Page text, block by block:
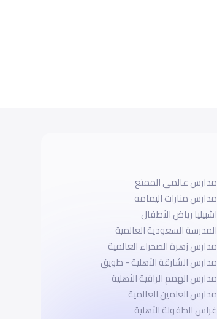
مدارس عالمي الممتع
مدارس منارات اليمامه
اشبيليا رياض الأطفال
المدرسة السعودية العالمية
مدارس زهرة الصحراء العالمية
مدارس الشارقة الأهلية - طويق
مدارس الهمم الراقية الأهلية
مدارس العلمين العالمية
غراس الطفولة الأهلية